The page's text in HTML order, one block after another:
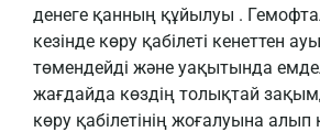
денеге қанның құйылуы .
кезінде көру қабілеті кенеттен
төмендейді және уақытында
жағдайда көздің толықтай
көру қабілетінің жоғалуына алып